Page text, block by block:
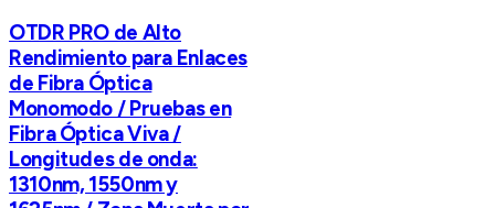
OTDR PRO de Alto
Rendimiento para Enlaces
de Fibra Óptica
Monomodo / Pruebas en
Fibra Óptica Viva /
Longitudes de onda:
1310nm, 1550nm y